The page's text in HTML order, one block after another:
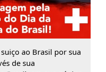
ao Brasil por sua
de sua